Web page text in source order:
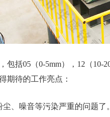
包括05（0-5mm），12（10-
期待的工作亮点：
、噪音等污染严重的问题了。